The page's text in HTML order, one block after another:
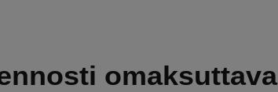
omaksuttava